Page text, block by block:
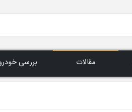
مقالات بررسی